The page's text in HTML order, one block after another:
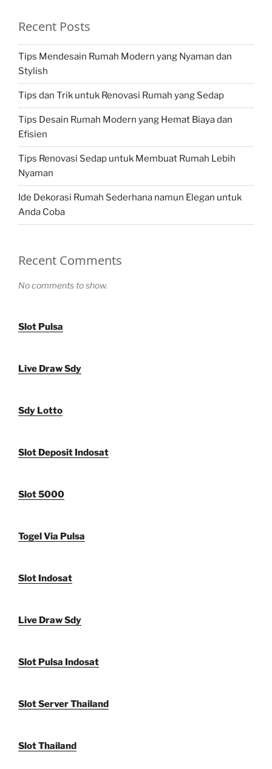
Recent Posts
Tips Mendesain Rumah Modern yang Nyaman dan
Stylish
Tips dan Trik untuk Renovasi Rumah yang Sedap
Tips Desain Rumah Modern yang Hemat Biaya dan
Efisien
Tips Renovasi Sedap untuk Membuat Rumah Lebih
Nyaman
Ide Dekorasi Rumah Sederhana namun Elegan untuk
Anda Coba
Recent Comments
No comments to show.
Slot Pulsa
Live Draw Sdy
Sdy Lotto
Slot Deposit Indosat
Slot 5000
Togel Via Pulsa
Slot Indosat
Live Draw Sdy
Slot Pulsa Indosat
Slot Server Thailand
Slot Thailand